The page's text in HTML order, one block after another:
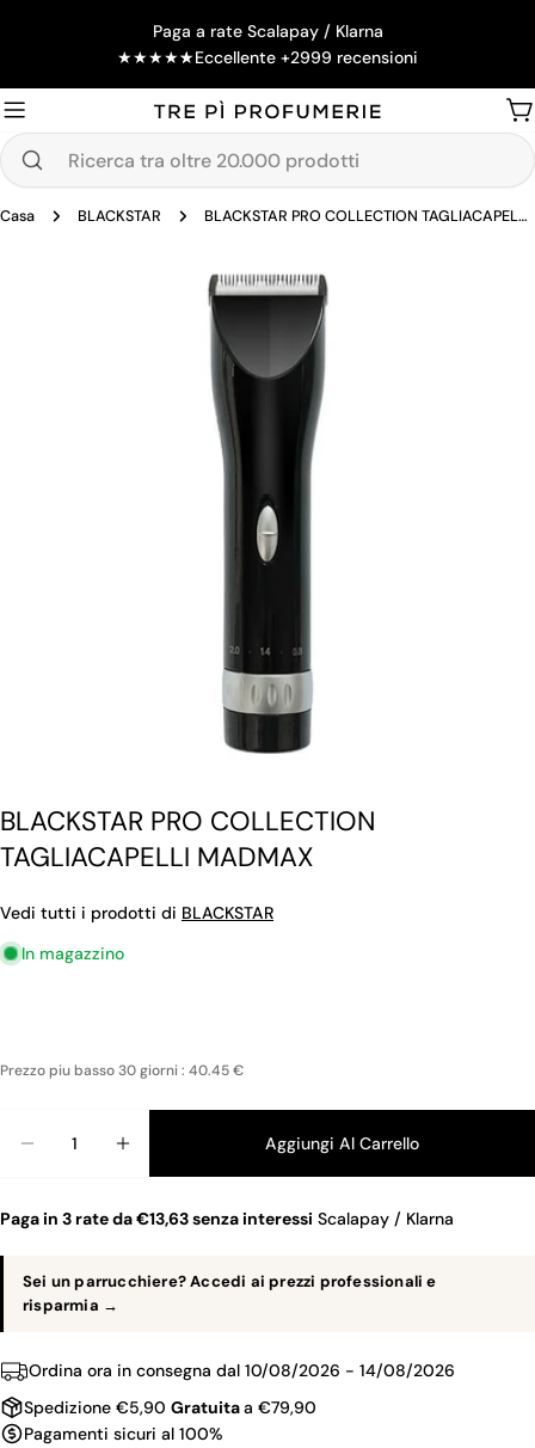
Paga a rate Scalapay / Klarna
★★★★★Eccellente +2999 recensioni
Ricerca
oltre
Casa BLACKSTAR BLACKSTAR PRO COLLECTION TAGLIACAPELLI MADMAX
supporto 0 in modalità modale
BLACKSTAR PRO COLLECTION
TAGLIACAPELLI MADMAX
Vedi tutti i prodotti di BLACKSTAR
In magazzino
Prezzo piu basso 30 giorni : 40.45 €
Diminuisci La Quantità Per BLACKSTAR PRO
Aumenta La Quantità Per BLACKSTAR
Aggiungi Al Carrello
Paga in 3 rate da €13,63 senza interessi Scalapay / Klarna
Sei un parrucchiere? Accedi ai prezzi professionali e
risparmia →
Ordina ora in consegna dal 10/08/2026 - 14/08/2026
Spedizione €5,90 Gratuitaa €79,90
Pagamenti sicuri al 100%